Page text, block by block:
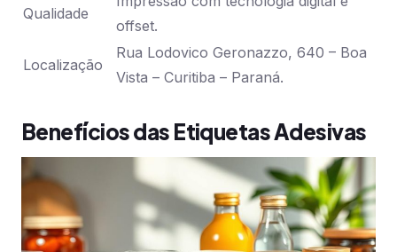
Qualidade
offset.
Localização
Rua Lodovico Geronazzo, 640 – Boa
Vista – Curitiba – Paraná.
Benefícios das Etiquetas Adesivas